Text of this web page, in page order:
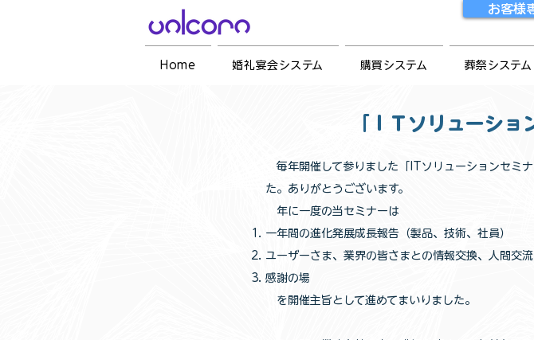
お客様
Home 婚礼宴会システム 購買システム 葬祭システム
「ＩＴソリューシ
毎年開催して参りました「ITソリューションセミ
た。ありがとうございます。
年に一度の当セミナーは
一年間の進化発展成長報告（製品、技術、社員）
ユーザーさま、業界の皆さまとの情報交換、人間交流
感謝の場
を開催主旨として進めてまいりました。